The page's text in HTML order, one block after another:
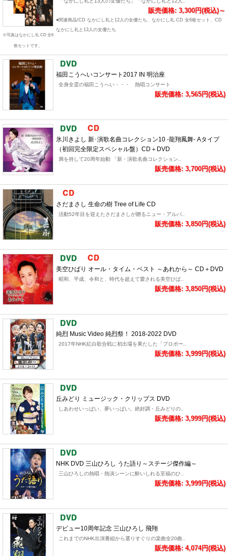
※写真はなかにし礼 CD 全6
枚セットです。
販売価格: 3,300円(税込)～
●関連商品/CD なかにし礼と12人の女優たち、なかにし礼 CD 全6枚セット、CD
なかにし礼と13人の女優たち
福田こうへいコンサート2017 IN 明治座
全身全霊の福田こうへい・・・ 熱唱コンサート
販売価格: 3,565円(税込)
氷川きよし 新･演歌名曲コレクション10 -龍翔鳳舞- Aタイプ
（初回完全限定スペシャル盤）CD＋DVD
満を持して20周年始動 「新・演歌名曲コレクション..
販売価格: 3,700円(税込)
さだまさし 生命の樹 Tree of Life CD
活動52年目を迎えたさだまさしが贈るニュー・アルバ..
販売価格: 3,850円(税込)
美空ひばり オール・タイム・ベスト ～あれから～ CD＋DVD
昭和、平成、令和と、時代を超えて愛される美空ひば..
販売価格: 3,850円(税込)
純烈 Music Video 純烈祭！ 2018-2022 DVD
2017年NHK紅白歌合戦に初出場を果たした「プロポー..
販売価格: 3,999円(税込)
丘みどり ミュージック・クリップス DVD
しあわせいっぱい、夢いっぱい。絶好調・丘みどりの..
販売価格: 3,999円(税込)
NHK DVD 三山ひろし うた語り～ステージ傑作編～
三山ひろしの熱唱・熱演シーンに酔いしれる至福のひ..
販売価格: 3,999円(税込)
デビュー10周年記念 三山ひろし 飛翔
これまでのNHK出演番組から選りすぐりの楽曲全20曲..
販売価格: 4,074円(税込)